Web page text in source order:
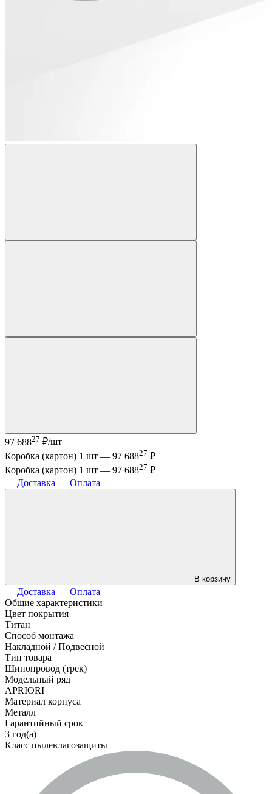
97 68827 ₽/шт
Коробка (картон) 1 шт — 97 68827 ₽
Коробка (картон) 1 шт — 97 68827 ₽
Доставка
Оплата
В корзину
Доставка
Оплата
Общие характеристики
Цвет покрытия
Титан
Способ монтажа
Накладной / Подвесной
Тип товара
Шинопровод (трек)
Модельный ряд
APRIORI
Материал корпуса
Металл
Гарантийный срок
3 год(а)
Класс пылевлагозащиты